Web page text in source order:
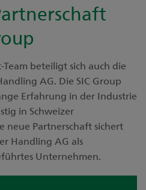
beteiligt sich auch die
AG. Die SIC Group
Erfahrung in der Industrie
in Schweizer
neue Partnerschaft sichert
Handling AG als
Unternehmen.